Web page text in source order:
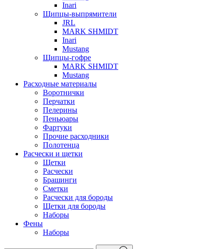
Inari
Щипцы-выпрямители
JRL
MARK SHMIDT
Inari
Mustang
Щипцы-гофре
MARK SHMIDT
Mustang
Расходные материалы
Воротнички
Перчатки
Пелерины
Пеньюары
Фартуки
Прочие расходники
Полотенца
Расчески и щетки
Щетки
Расчески
Брашинги
Сметки
Расчески для бороды
Щетки для бороды
Наборы
Фены
Наборы